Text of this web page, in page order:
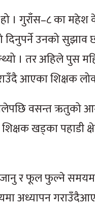
। गुराँस–८ का महेश
उनको सुझाव छ
। तर अहिले पुस
आएका शिक्षक
वसन्त ऋतुको
खड्का पहाडी
र फूल फुल्ने
अध्यापन